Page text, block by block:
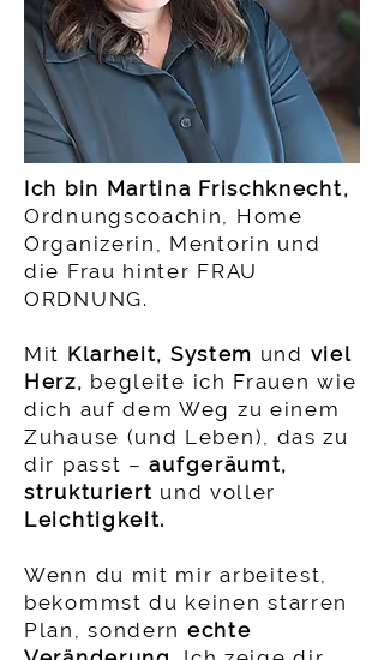
Ich bin Martina Frischknecht,
Ordnungscoachin, Home
Organizerin, Mentorin und
die Frau hinter FRAU
ORDNUNG.
Mit Klarheit, System und viel
Herz, begleite ich Frauen wie
dich auf dem Weg zu einem
Zuhause (und Leben), das zu
dir passt –aufgeräumt,
strukturiert und voller
Leichtigkeit.
Wenn du mit mir arbeitest,
bekommst du keinen starren
Plan, sondern echte